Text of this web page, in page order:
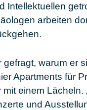
Intellektuellen
arbeiten
gefragt, warum er
Apartments für
mit einem
und